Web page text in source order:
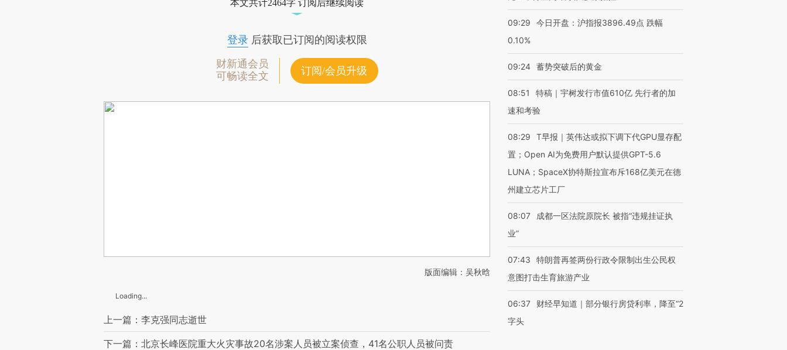
本文共计2464字 订阅后继续阅读
登录后获取已订阅的阅读权限
财新通会员
可畅读全文
订阅/会员升级
版面编辑：吴秋晗
Loading...
上一篇：李克强同志逝世
下一篇：北京长峰医院重大火灾事故20名涉案人员被立案侦查，41名公职人员被问责
09:29
今日开盘：沪指报3896.49点 跌幅
0.10%
09:24 蓄势突破后的黄金
08:51
特稿｜宇树发行市值610亿 先行者的加
速和考验
08:29
T早报｜英伟达或拟下调下代GPU显存配
置；Open AI为免费用户默认提供GPT-5.6
LUNA；SpaceX协特斯拉宣布斥168亿美元在德
州建立芯片工厂
08:07
成都一区法院原院长 被指“违规挂证执
业”
07:43
特朗普再签两份行政令限制出生公民权
意图打击生育旅游产业
06:37
财经早知道｜部分银行房贷利率，降至“2
字头